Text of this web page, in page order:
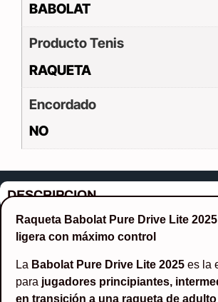
BABOLAT
Producto Tenis
RAQUETA
Encordado
NO
DESCRIPCION
Raqueta Babolat Pure Drive Lite
ligera con máximo control
La Babolat Pure Drive Lite 2025 es la
para jugadores principiantes,
en transición a una raqueta de adulto